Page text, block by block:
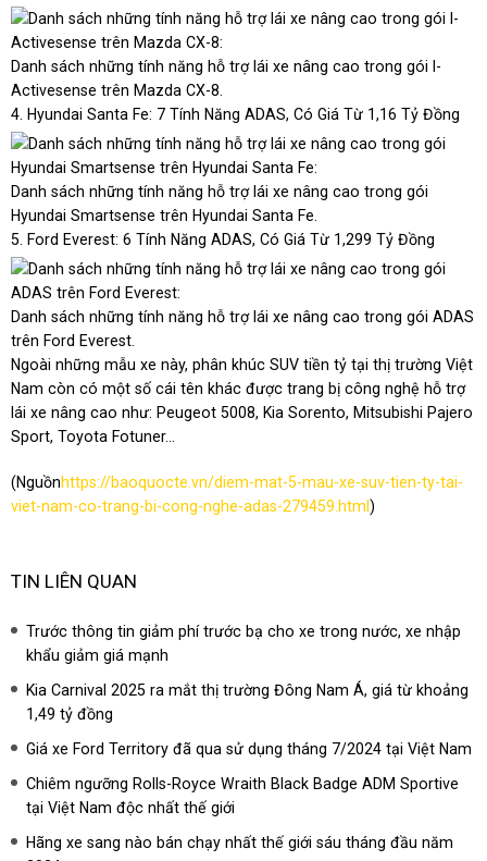
Danh sách những tính năng hỗ trợ lái xe nâng cao trong gói I-
Activesense trên Mazda CX-8.
4. Hyundai Santa Fe: 7 Tính Năng ADAS, Có Giá Từ 1,16 Tỷ Đồng
Danh sách những tính năng hỗ trợ lái xe nâng cao trong gói
Hyundai Smartsense trên Hyundai Santa Fe.
5. Ford Everest: 6 Tính Năng ADAS, Có Giá Từ 1,299 Tỷ Đồng
Danh sách những tính năng hỗ trợ lái xe nâng cao trong gói ADAS
trên Ford Everest.
Ngoài những mẫu xe này, phân khúc SUV tiền tỷ tại thị trường Việt
Nam còn có một số cái tên khác được trang bị công nghệ hỗ trợ
lái xe nâng cao như: Peugeot 5008, Kia Sorento, Mitsubishi Pajero
Sport, Toyota Fotuner...
(Nguồnhttps://baoquocte.vn/diem-mat-5-mau-xe-suv-tien-ty-tai-
viet-nam-co-trang-bi-cong-nghe-adas-279459.html)
TIN LIÊN QUAN
Trước thông tin giảm phí trước bạ cho xe trong nước, xe nhập
khẩu giảm giá mạnh
Kia Carnival 2025 ra mắt thị trường Đông Nam Á, giá từ khoảng
1,49 tỷ đồng
Giá xe Ford Territory đã qua sử dụng tháng 7/2024 tại Việt Nam
Chiêm ngưỡng Rolls-Royce Wraith Black Badge ADM Sportive
tại Việt Nam độc nhất thế giới
Hãng xe sang nào bán chạy nhất thế giới sáu tháng đầu năm